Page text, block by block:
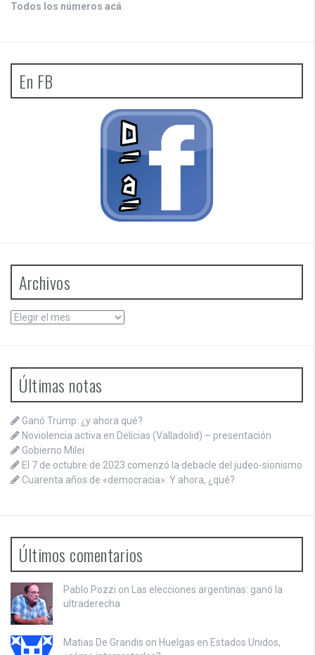
Todos los números acá.
En FB
Archivos
Archivos
Últimas notas
Ganó Trump: ¿y ahora qué?
Noviolencia activa en Delicias (Valladolid) – presentación
Gobierno Milei
El 7 de octubre de 2023 comenzó la debacle del judeo-sionismo
Cuarenta años de «democracia»: Y ahora, ¿qué?
Últimos comentarios
Pablo Pozzi on Las elecciones argentinas: ganó la
ultraderecha
Matias De Grandis on Huelgas en Estados Unidos,